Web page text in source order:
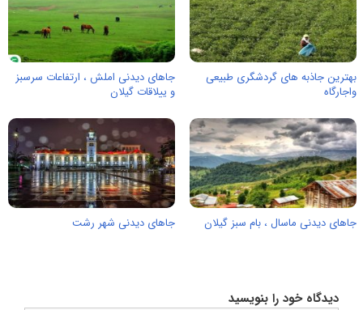
بهترین جاذبه های گردشگری طبیعی
واجارگاه
جاهای دیدنی املش ، ارتفاعات سرسبز
و ييلاقات گیلان
جاهای دیدنی ماسال ، بام سبز گیلان جاهای دیدنی شهر رشت
دیدگاه خود را بنویسید